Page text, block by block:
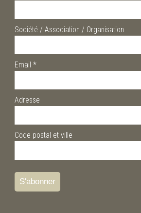
Société / Association / Organisation
Email *
Adresse
Code postal et ville